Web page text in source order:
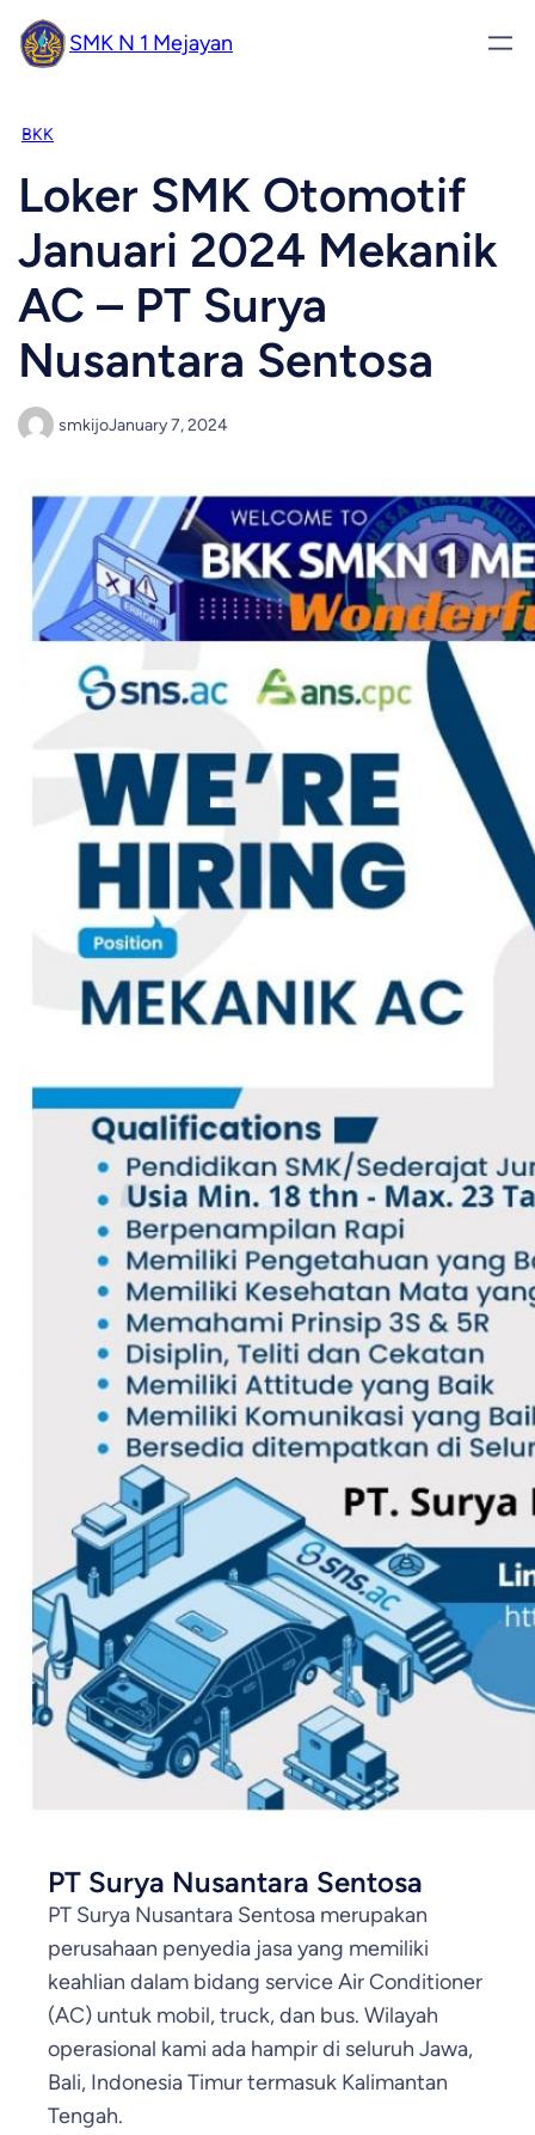
SMK N 1 Mejayan
BKK
Loker SMK Otomotif
Januari 2024 Mekanik
AC – PT Surya
Nusantara Sentosa
smkijoJanuary 7, 2024
PT Surya Nusantara Sentosa
PT Surya Nusantara Sentosa merupakan
perusahaan penyedia jasa yang memiliki
keahlian dalam bidang service Air Conditioner
(AC) untuk mobil, truck, dan bus. Wilayah
operasional kami ada hampir di seluruh Jawa,
Bali, Indonesia Timur termasuk Kalimantan
Tengah.